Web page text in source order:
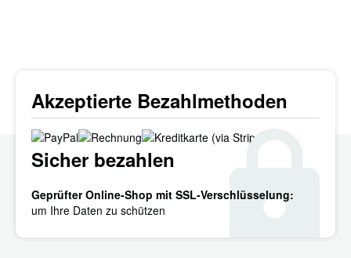
Akzeptierte Bezahlmethoden
Sicher bezahlen
Geprüfter Online-Shop mit SSL-Verschlüsselung:
um Ihre Daten zu schützen